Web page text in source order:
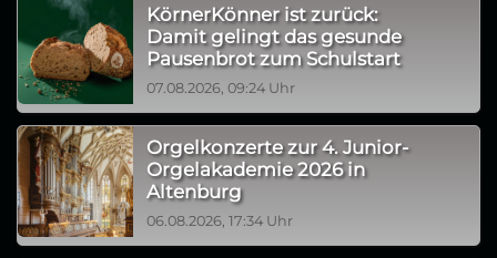
KörnerKönner ist zurück:
Damit gelingt das gesunde
Pausenbrot zum Schulstart
07.08.2026, 09:24 Uhr
Orgelkonzerte zur 4. Junior-
Orgelakademie 2026 in
Altenburg
06.08.2026, 17:34 Uhr